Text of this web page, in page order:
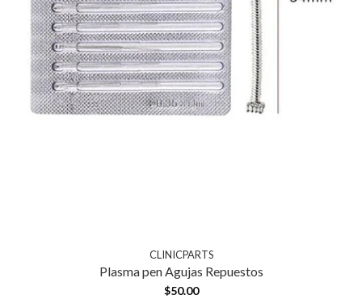
CLINICPARTS
Plasma pen Agujas Repuestos
$50.00